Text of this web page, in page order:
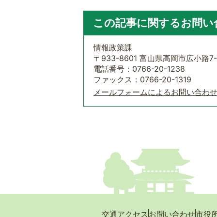
この記事に関するお問い
情報政策課
〒933-8601 富山県高岡市広小路
電話番号：0766-20-1238
ファックス：0766-20-1319
メールフォームによるお問い合わせ
交通アクセス お問い合わせ市役